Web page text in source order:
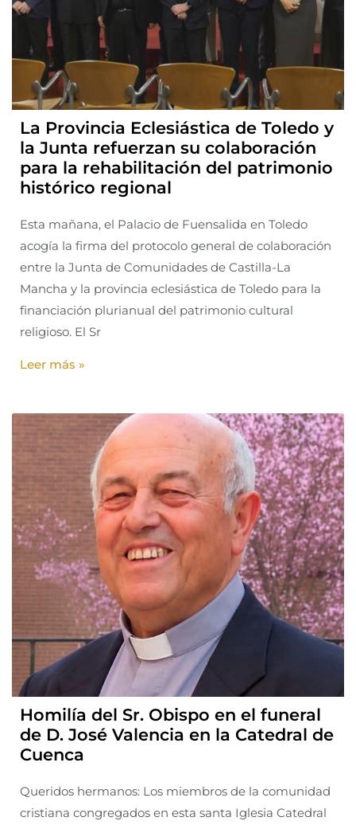
La Provincia Eclesiástica de Toledo y
la Junta refuerzan su colaboración
para la rehabilitación del patrimonio
histórico regional
Esta mañana, el Palacio de Fuensalida en Toledo
acogía la firma del protocolo general de colaboración
entre la Junta de Comunidades de Castilla-La
Mancha y la provincia eclesiástica de Toledo para la
financiación plurianual del patrimonio cultural
religioso. El Sr
Leer más »
Homilía del Sr. Obispo en el funeral
de D. José Valencia en la Catedral de
Cuenca
Queridos hermanos: Los miembros de la comunidad
cristiana congregados en esta santa Iglesia Catedral